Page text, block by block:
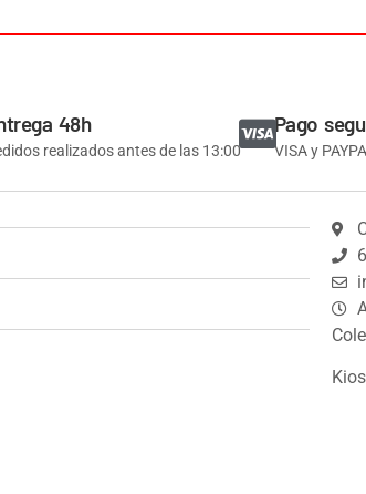
48h
realizados antes de las 13:00
Pago
VISA y